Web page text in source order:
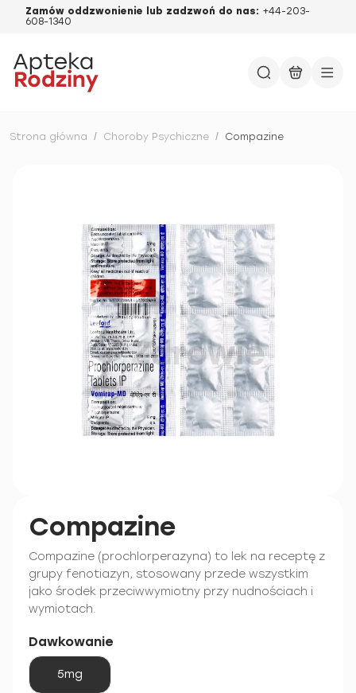
Zamów oddzwonienie lub zadzwoń do nas: +44-203-
608-1340
Strona główna / Choroby Psychiczne / Compazine
Compazine
Compazine (prochlorperazyna) to lek na receptę z
grupy fenotiazyn, stosowany przede wszystkim
jako środek przeciwwymiotny przy nudnościach i
wymiotach.
Dawkowanie
5mg